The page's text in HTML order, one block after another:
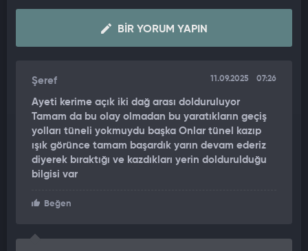
BIR YORUM YAPIN
Şeref 11.09.2025 07:26
Ayeti kerime açık iki dağ arası dolduruluyor
Tamam da bu olay olmadan bu yaratıkların geçiş
yolları tüneli yokmuydu başka Onlar tünel kazıp
ışık görünce tamam başardık yarın devam ederiz
diyerek bıraktığı ve kazdıkları yerin doldurulduğu
bilgisi var
Beğen